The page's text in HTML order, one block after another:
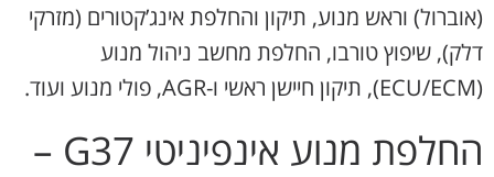
(אוברול) וראש מנוע, תיקון והחלפת אינג’קטורים (מזרקי
דלק), שיפוץ טורבו, החלפת מחשב ניהול מנוע
(ECU/ECM), תיקון חיישן ראשי ו-AGR, פולי מנוע ועוד.
החלפת מנוע אינפיניטי G37 –